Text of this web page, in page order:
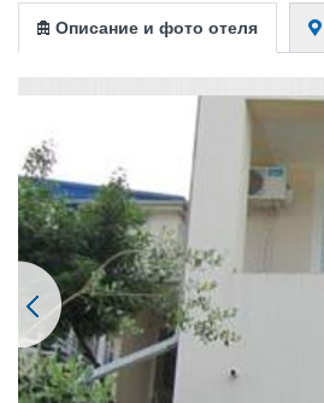
Описание и фото отеля